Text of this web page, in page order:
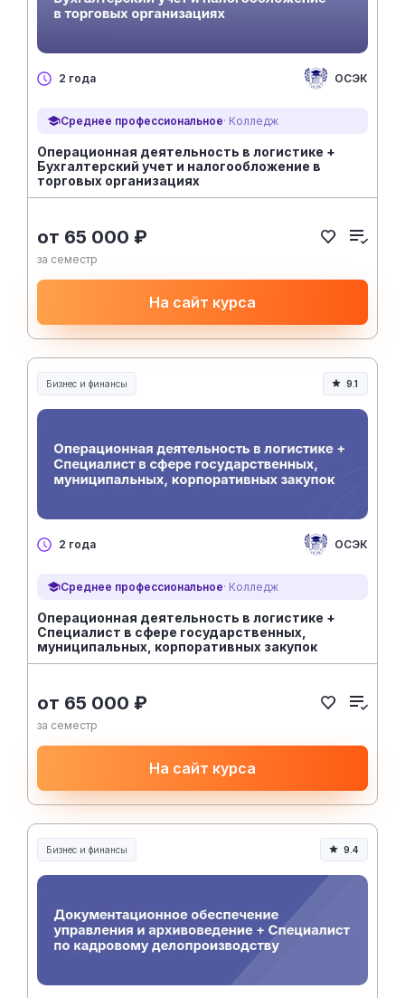
2 года ОСЭК
Среднее профессиональное· Колледж
Операционная деятельность в логистике +
Бухгалтерский учет и налогообложение в
торговых организациях
от 65 000 ₽
за семестр
На сайт курса
Бизнес и финансы 9.1
2 года ОСЭК
Среднее профессиональное· Колледж
Операционная деятельность в логистике +
Специалист в сфере государственных,
муниципальных, корпоративных закупок
от 65 000 ₽
за семестр
На сайт курса
Бизнес и финансы 9.4